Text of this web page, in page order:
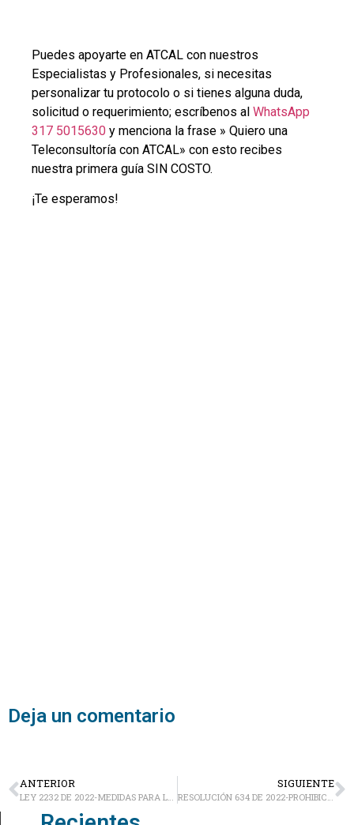
Puedes apoyarte en ATCAL con nuestros
Especialistas y Profesionales, si necesitas
personalizar tu protocolo o si tienes alguna duda,
solicitud o requerimiento; escríbenos al WhatsApp
317 5015630 y menciona la frase » Quiero una
Teleconsultoría con ATCAL» con esto recibes
nuestra primera guía SIN COSTO.
¡Te esperamos!
Deja un comentario
ANTERIOR
LEY 2232 DE 2022-MEDIDAS PARA LA REDUCCIÓN DE LA PRODUCCIÓN Y CONSUMO PLÁSTICOS DE UN SOLO USO
SIGUIENTE
RESOLUCIÓN 634 DE 2022-PROHIBICIÓN DE FABRICACIÓN E IMPORTACIÓN DE EQUIPOS Y PRODUCTOS QUE CONTENGAN SUSTANCIAS CONTROLADAS